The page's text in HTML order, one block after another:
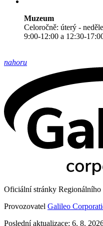
Muzeum
Celoročně: úterý - neděle
9:00-12:00 a 12:30-
nahoru
Oficiální stránky
Provozovatel Galileo
Poslední aktualizace: 6. 8.